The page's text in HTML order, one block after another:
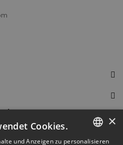
Zugang zu Verkäufen,
×
Cookies.
und Anzeigen zu personalisieren